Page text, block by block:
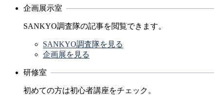
企画展示室
SANKYO調査隊の記事を閲覧できます。
SANKYO調査隊を見る
企画展を見る
研修室
初めての方は初心者講座をチェック。